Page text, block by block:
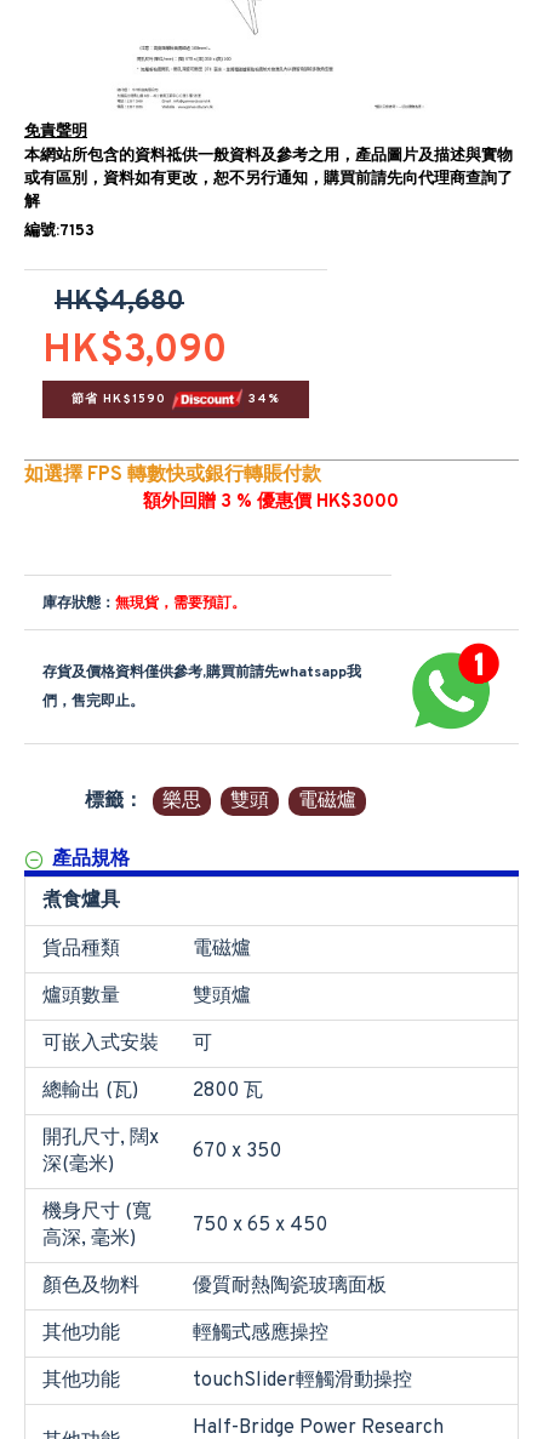
免責聲明
本網站所包含的資料祗供一般資料及參考之用，產品圖片及描述與實物
或有區別，資料如有更改，恕不另行通知，購買前請先向代理商查詢了
解
編號:7153
HK$3,090
HK$4,680
節省 HK$1590 34%
如選擇 FPS 轉數快或銀行轉賬付款
額外回贈 3 % 優惠價 HK$3000
庫存狀態： 無現貨，需要預訂。
存貨及價格資料僅供參考,購買前請先whatsapp我
們，售完即止。
標籤： 樂思 雙頭 電磁爐
產品規格
煮食爐具
貨品種類
電磁爐
爐頭數量
雙頭爐
可嵌入式安裝
可
總輸出 (瓦)
2800 瓦
開孔尺寸, 闊x
深(毫米)
670 x 350
機身尺寸 (寬
高深, 毫米)
750 x 65 x 450
顏色及物料
優質耐熱陶瓷玻璃面板
其他功能
輕觸式感應操控
其他功能
touchSlider輕觸滑動操控
Half-Bridge Power Research